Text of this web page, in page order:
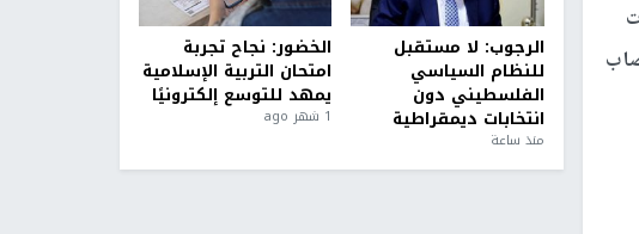
النصاب
الرجوب: لا مستقبل
للنظام السياسي
الفلسطيني دون
انتخابات ديمقراطية
منذ ساعة
الخضور: نجاح تجربة
امتحان التربية الإسلامية
يمهد للتوسع إلكترونيًا
1 شهر ago